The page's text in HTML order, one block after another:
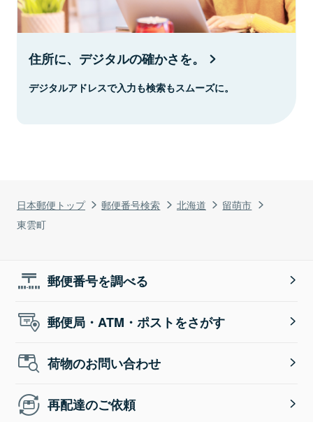
日本郵便トップ 郵便番号検索 北海道
留萌市
東雲町
住所に、デジタルの確かさを。
デジタルアドレスで入力も検索もスムーズに。
郵便番号を調べる
郵便局・ATM・ポストをさがす
荷物のお問い合わせ
再配達のご依頼